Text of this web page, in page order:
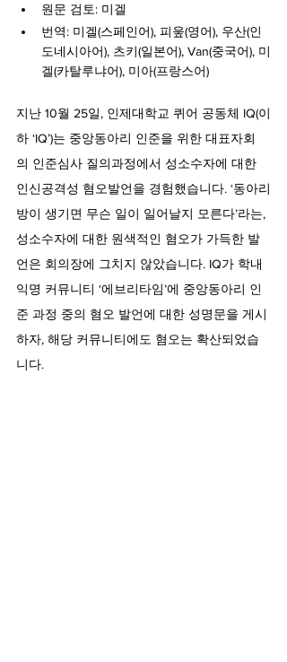
원문 검토: 미겔
번역: 미겔(스페인어), 피웊(영어), 우산(인
도네시아어), 츠키(일본어), Van(중국어), 미
겔(카탈루냐어), 미아(프랑스어)
지난 10월 25일, 인제대학교 퀴어 공동체 IQ(이
하 ‘IQ’)는 중앙동아리 인준을 위한 대표자회
의 인준심사 질의과정에서 성소수자에 대한
인신공격성 혐오발언을 경험했습니다. ‘동아리
방이 생기면 무슨 일이 일어날지 모른다’라는,
성소수자에 대한 원색적인 혐오가 가득한 발
언은 회의장에 그치지 않았습니다. IQ가 학내
익명 커뮤니티 ‘에브리타임’에 중앙동아리 인
준 과정 중의 혐오 발언에 대한 성명문을 게시
하자, 해당 커뮤니티에도 혐오는 확산되었습
니다.